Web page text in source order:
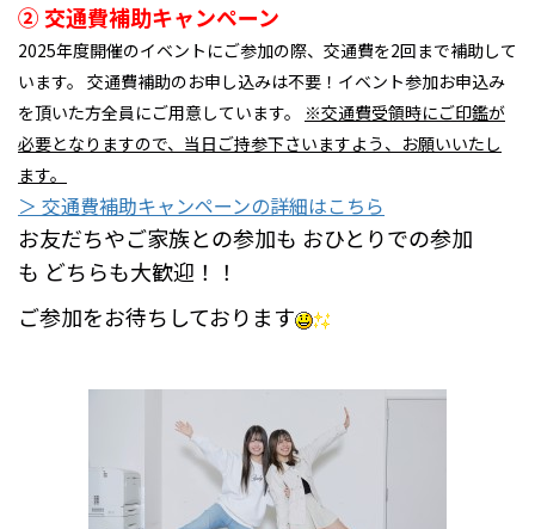
② 交通費補助キャンペーン
2025年度開催のイベントにご参加の際、交通費を2回まで補助して
います。 交通費補助のお申し込みは不要！イベント参加お申込み
を頂いた方全員にご用意しています。 ※交通費受領時にご印鑑が
必要となりますので、当日ご持参下さいますよう、お願いいたし
ます。
＞ 交通費補助キャンペーンの詳細はこちら
お友だちやご家族との参加も おひとりでの参加
も どちらも大歓迎！！
ご参加をお待ちしております